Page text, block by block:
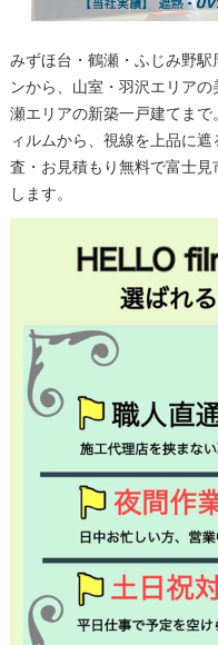
みずほ台・鶴瀬・ふじみ野
ンから、山室・羽沢エリア
瀬エリアの新築一戸建てま
ィルムから、視線を上品に
査・お見積もり無料で富士
します。